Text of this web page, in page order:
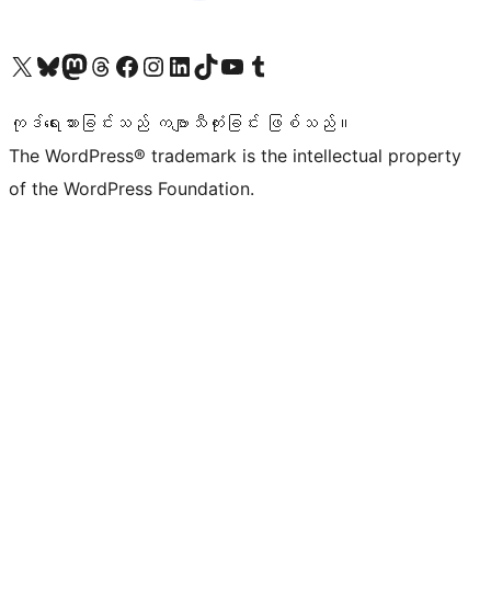
ကျွန်ုပ်တို့၏ X (ယခင် Twitter) အကောင့်သို့ သွားရောက်ကြည့်ရှုပါကျွန်ုပ်တို့၏ Bluesky အကောင့်သို့ ဝင်ရောက်ကြည့်ရှုရန်
ကျွန်ုပ်တို့၏ Mastodon အကောင့်သို့ သွားရောက်ကြည့်ရှုပါကျွန်ုပ်တို့၏ Threads အကောင့်သို့ ဝင်ရောက်ကြည့်ရှုရန်
ကျွန်ုပ်တို့၏ Facebook စာမျက်နှာသို့ သွားရောက်ကြည့်ရှုပါကျွန်ုပ်တို့၏ Instagram အကောင့်သို့ သွားရောက်ကြည့်ရှုပါ ကျွန်ုပ်တို့၏ LinkedIn အကောင့်သို့ သွားရောက်ကြည့်ရှုပါကျွန်ုပ်တို့၏ TikTok အကောင့်သို့ ဝင်ရောက်ကြည့်ရှုရန်
ကျွန်ုပ်တို့၏ YouTube ချန်နယ်သို့ သွားရောက်ကြည့်ရှုပါ ကျွန်ုပ်တို့၏ Tumblr အကောင့်သို့ ဝင်ရောက်ကြည့်ရှုရန်
ကုဒ်ရေးသားခြင်းသည် ကဗျာသီကုံးခြင်း ဖြစ်သည်။
The WordPress® trademark is the intellectual property
of the WordPress Foundation.